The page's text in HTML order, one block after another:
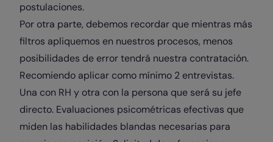
postulaciones.
Por otra parte, debemos recordar que mientras más
filtros apliquemos en nuestros procesos, menos
posibilidades de error tendrá nuestra contratación.
Recomiendo aplicar como mínimo 2 entrevistas.
Una con RH y otra con la persona que será su jefe
directo. Evaluaciones psicométricas efectivas que
miden las habilidades blandas necesarias para